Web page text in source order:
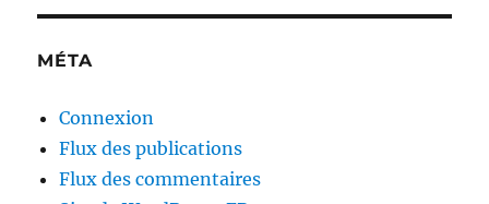
MÉTA
Connexion
Flux des publications
Flux des commentaires